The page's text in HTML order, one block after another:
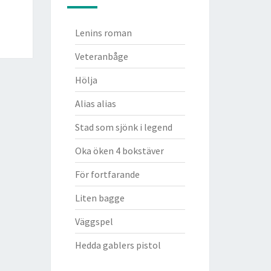
Lenins roman
Veteranbåge
Hölja
Alias alias
Stad som sjönk i legend
Oka öken 4 bokstäver
För fortfarande
Liten bagge
Väggspel
Hedda gablers pistol